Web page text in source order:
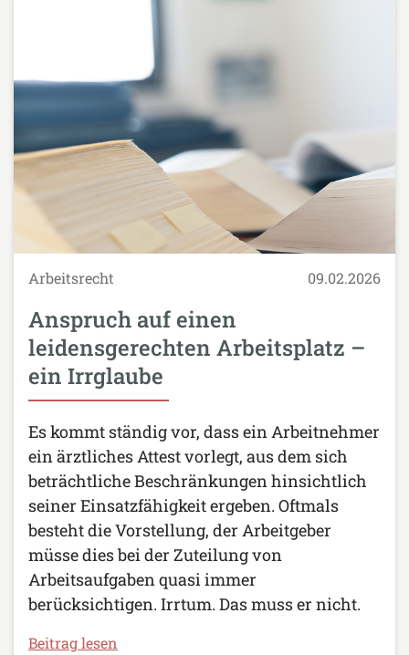
Arbeitsrecht 09.02.2026
Anspruch auf einen
leidensgerechten Arbeitsplatz –
ein Irrglaube
Es kommt ständig vor, dass ein Arbeitnehmer
ein ärztliches Attest vorlegt, aus dem sich
beträchtliche Beschränkungen hinsichtlich
seiner Einsatzfähigkeit ergeben. Oftmals
besteht die Vorstellung, der Arbeitgeber
müsse dies bei der Zuteilung von
Arbeitsaufgaben quasi immer
berücksichtigen. Irrtum. Das muss er nicht.
Beitrag lesen